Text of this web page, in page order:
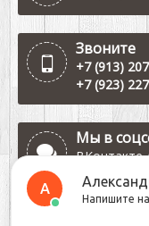
Звоните
+7 (913)
+7 (923)
Мы в
ВКонтакте
А
Напишите